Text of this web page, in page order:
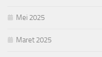
Mei 2025
Maret 2025